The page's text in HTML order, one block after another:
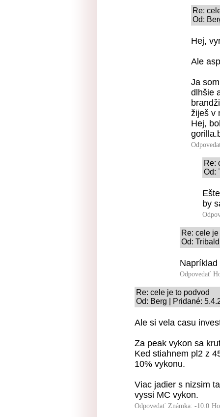
Re:
Od:
Hej,
Ale
Ja
dlhšie
žiješ v
Hej,
Re:
Od:
by
Re: cele
Od:
Odpovedať
Re: cele je to podvod
Od: Berg | Pridané:
Ale si vela casu
Za peak vykon sa
Ked stiahnem pl2 z
10% vykonu.
Viac jadier s nizsim
vyssi MC vykon.
Odpovedať Známka: -10.0